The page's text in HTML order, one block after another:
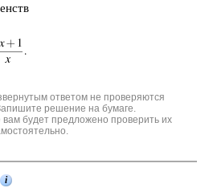
ответом не проверяются
решение на бумаге.
будет предложено проверить их
i